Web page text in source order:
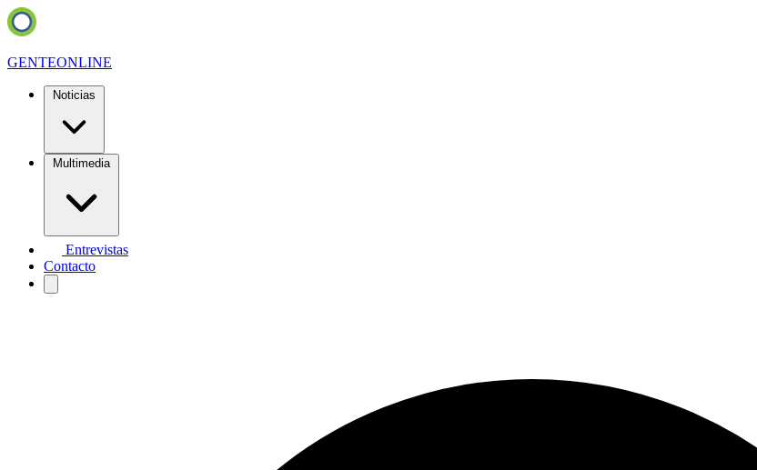
GENTEONLINE
Noticias
Multimedia
Entrevistas
Contacto